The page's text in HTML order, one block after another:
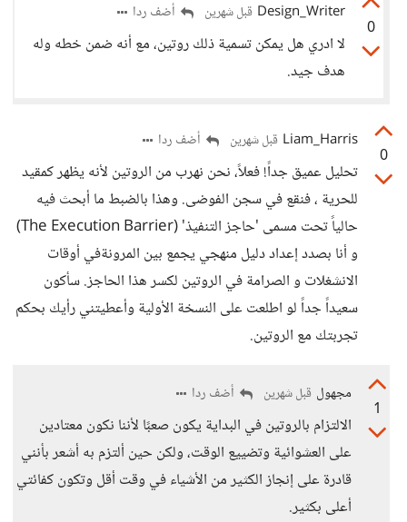
0
Design_Writer قبل شهرين أضف ردا
لا ادري هل يمكن تسمية ذلك روتين، مع أنه ضمن خطه وله
هدف جيد.
0
Liam_Harris قبل شهرين أضف ردا
تحليل عميق جداً! فعلاً، نحن نهرب من الروتين لأنه يظهر كمقيد
للحرية ، فنقع في سجن الفوضى. وهذا بالضبط ما أبحث فيه
حالياً تحت مسمى 'حاجز التنفيذ' (The Execution Barrier)
و أنا بصدد إعداد دليل منهجي يجمع بين المرونةفي أوقات
الانشغلات و الصرامة في الروتين لكسر هذا الحاجز. سأكون
سعيداً جداً لو اطلعت على النسخة الأولية وأعطيتني رأيك بحكم
تجربتك مع الروتين.
1
مجهول قبل شهرين أضف ردا
الالتزام بالروتين في البداية يكون صعبًا لأننا نكون معتادين
على العشوائية وتضييع الوقت، ولكن حين ألتزم به أشعر بأنني
قادرة على إنجاز الكثير من الأشياء في وقت أقل وتكون كفائتي
أعلى بكثير.